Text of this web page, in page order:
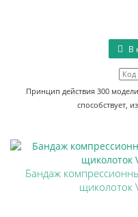
В
Код
Принцип действия 300
способствует,
Бандаж
щиколоток